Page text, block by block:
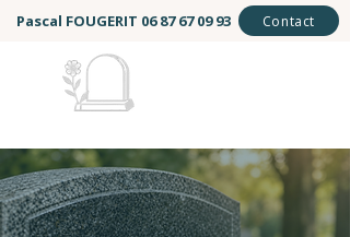
Pascal FOUGERIT 06 87 67 09 93 Contact